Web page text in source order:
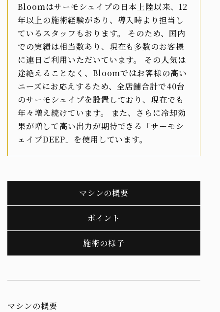
Bloomはサーモシェイプの日本上陸以来、12
年以上の施術経験があり、導入時より担当し
ているスタッフもおります。 そのため、国内
での実績は相当数あり、現在も多数のお客様
に連日ご利用いただいています。 その人気は
途絶えることなく、Bloomではお客様の高い
ニーズにお応えするため、全店舗合計で40台
のサーモシェイプを設置しており、現在でも
年々増え続けています。 また、さらに冷却効
果が増して高い出力が期待できる「サーモシ
ェイプDEEP」を使用しています。
マシンの概要
ポイント
施術の様子
マシンの概要